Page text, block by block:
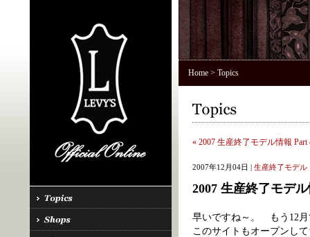
Home> Topics
« 2007 生産終了モデル情報 Part
2007年12月04日 | 生産終了モデル
2007 生産終了モデ
早いですね～。 もう12月
このサイトもオープンし